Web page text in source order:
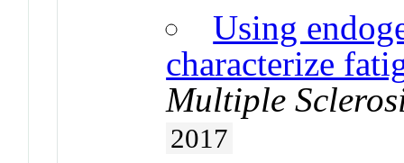
Using
characterize
Multiple
2017